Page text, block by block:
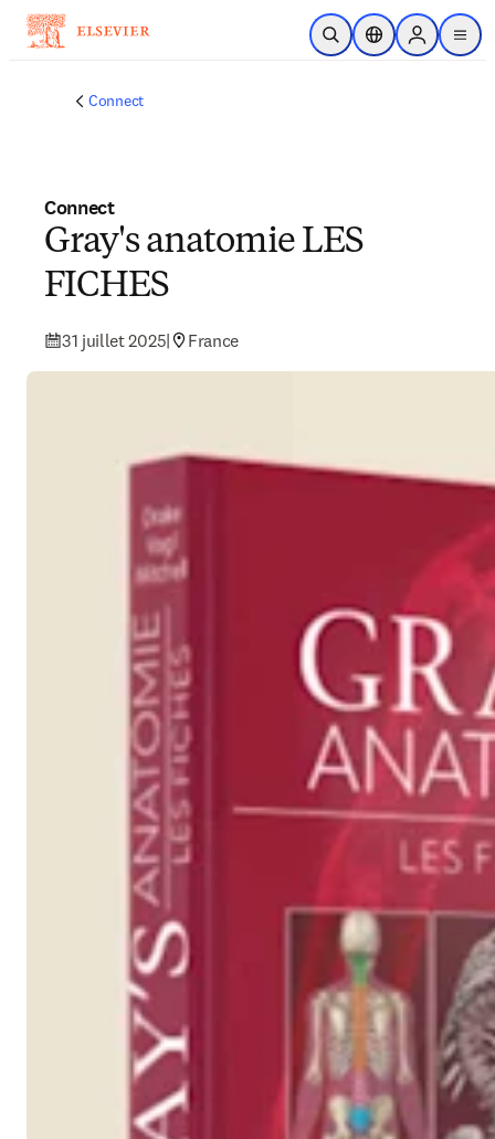
Passer au contenu principal
Ouvrir la recherche
Sélecteur de
Sign in to
menu
Connect
Connect
Gray's anatomie LES
FICHES
31 juillet 2025| France